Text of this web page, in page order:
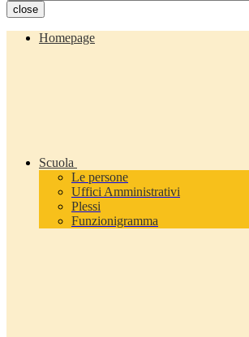
close
Homepage
Scuola
Le persone
Uffici Amministrativi
Plessi
Funzionigramma